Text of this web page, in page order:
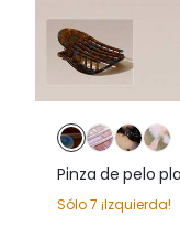
Pinza de pelo
segura para
entrenamiento
Sólo 7 ¡Izquierda!